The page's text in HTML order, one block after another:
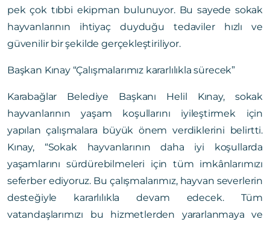
pek çok tıbbi ekipman bulunuyor. Bu sayede sokak
hayvanlarının ihtiyaç duyduğu tedaviler hızlı ve
güvenilir bir şekilde gerçekleştiriliyor.
Başkan Kınay “Çalışmalarımız kararlılıkla sürecek”
Karabağlar Belediye Başkanı Helil Kınay, sokak
hayvanlarının yaşam koşullarını iyileştirmek için
yapılan çalışmalara büyük önem verdiklerini belirtti.
Kınay, “Sokak hayvanlarının daha iyi koşullarda
yaşamlarını sürdürebilmeleri için tüm imkânlarımızı
seferber ediyoruz. Bu çalışmalarımız, hayvan severlerin
desteğiyle kararlılıkla devam edecek. Tüm
vatandaşlarımızı bu hizmetlerden yararlanmaya ve